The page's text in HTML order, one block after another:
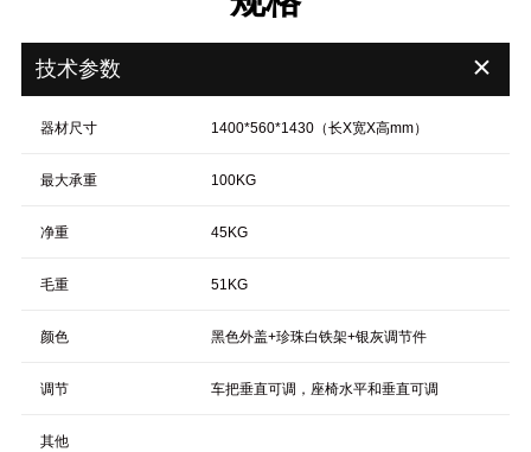
技术参数 ＋
器材尺寸 1400*560*1430（长X宽X高mm）
最大承重 100KG
净重 45KG
毛重 51KG
颜色 黑色外盖+珍珠白铁架+银灰调节件
调节 车把垂直可调，座椅水平和垂直可调
其他